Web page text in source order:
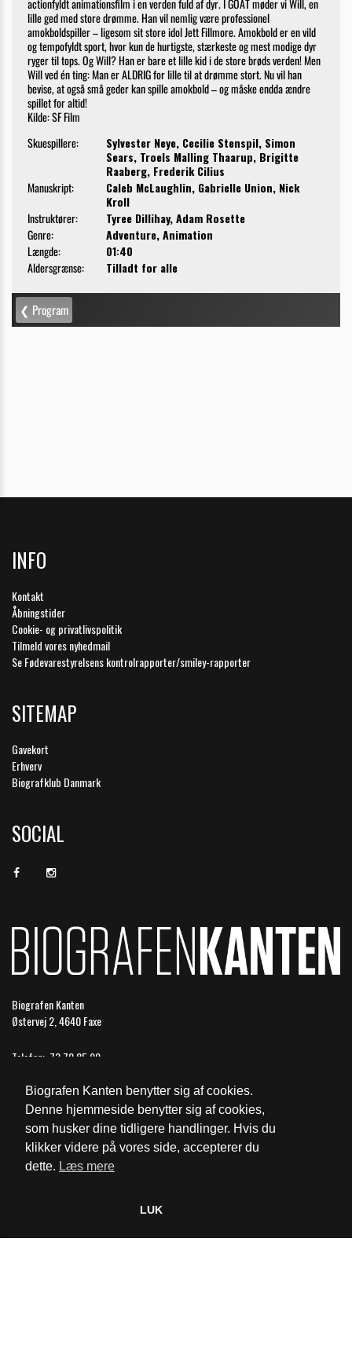
Biografen Kanten benytter sig af cookies.
Denne hjemmeside benytter sig af cookies,
som husker dine tidligere handlinger. Hvis du
klikker videre på vores side, accepterer du
dette. Læs mere
LUK
INFO
Kontakt
Åbningstider
Cookie- og privatlivspolitik
Tilmeld vores nyhedmail
Se Fødevarestyrelsens kontrolrapporter/smiley-rapporter
SITEMAP
Gavekort
Erhverv
Biografklub Danmark
SOCIAL
Biografen Kanten
Østervej 2, 4640 Faxe
Telefon: 73 70 85 99
Åbningstider
Cookie- og privatlivspolitik